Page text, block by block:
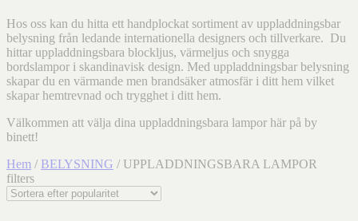
Hos oss kan du hitta ett handplockat sortiment av uppladdningsbar
belysning från ledande internationella designers och tillverkare. Du
hittar uppladdningsbara blockljus, värmeljus och snygga
bordslampor i skandinavisk design. Med uppladdningsbar belysning
skapar du en värmande men brandsäker atmosfär i ditt hem vilket
skapar hemtrevnad och trygghet i ditt hem.
Välkommen att välja dina uppladdningsbara lampor här på by
binett!
Hem / BELYSNING / UPPLADDNINGSBARA LAMPOR
filters